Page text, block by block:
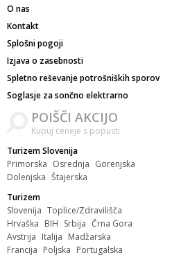
O nas
Kontakt
Splošni pogoji
Izjava o zasebnosti
Spletno reševanje potrošniških sporov
Soglasje za sončno elektrarno
POIŠČI AKCIJO
Kupuj ceneje s popusti
Turizem Slovenija
Primorska Osrednja Gorenjska
Dolenjska Štajerska
Turizem
Slovenija Toplice/Zdravilišča
Hrvaška BIH Srbija Črna Gora
Avstrija Italija Madžarska
Francija Poljska Portugalska